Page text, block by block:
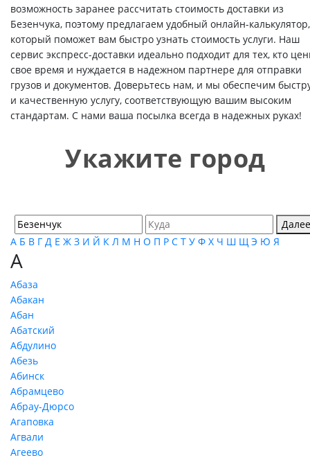
возможность заранее рассчитать стоимость доставки из
Безенчука, поэтому предлагаем удобный онлайн-калькулятор,
который поможет вам быстро узнать стоимость услуги. Наш
сервис экспресс-доставки идеально подходит для тех, кто
свое время и нуждается в надежном партнере для отправки
грузов и документов. Доверьтесь нам, и мы обеспечим
и качественную услугу, соответствующую вашим высоким
стандартам. С нами ваша посылка всегда в надежных руках!
Укажите город
Далее
А Б В Г Д Е Ж З И Й К Л М Н О П Р С Т У Ф Х Ч Ш Щ Э Ю Я
А
Абаза
Абакан
Абан
Абатский
Абдулино
Абезь
Абинск
Абрамцево
Абрау-Дюрсо
Агаповка
Агвали
Агеево